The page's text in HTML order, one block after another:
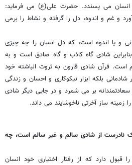
می پسندد. حضرت علی(ع) می فرماید:
و غم و اندوه، دل را گرفته و نشاط را برمی
و یا اندوه است، که دل انسان را چه چیزی
شادی گاه کاذب و گاه صادق است و به
است. قرآن شادی قارون به ثروت انباشته خود
شادمانی بلکه ابزار نیکوکاری و احسان و زندگی
سعادتمندانه بر می شمرد و در جایی دیگر شادی
ساز آخرتی ناخوشایند می داند.
نادرست از شادی سالم و غیر سالم است، چه
قبول دارد که از رفتار اختیاری خود انسان